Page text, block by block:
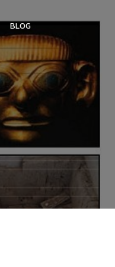
BLOG